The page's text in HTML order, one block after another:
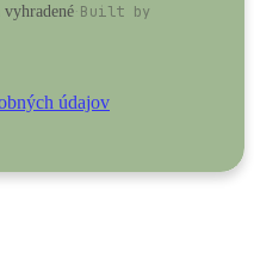
Built by
údajov